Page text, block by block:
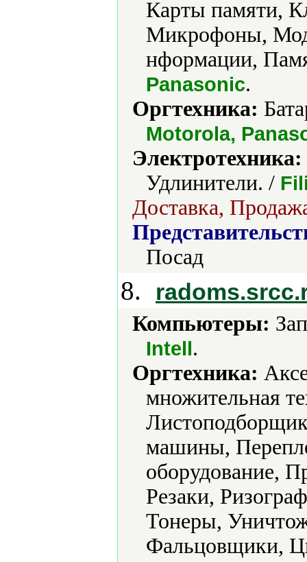
Карты памяти,
Микрофоны,
нформации,
Panasonic.
Оргтехника:
Motorola,
Электротехника:
Удлинители. /
Доставка,
Посад
8.
Компьютеры:
Intell.
Оргтехника:
множительная
машины,
оборудование,
Резаки,
Тонеры,
Фальцовщики,